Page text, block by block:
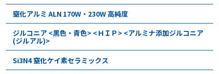
窒化アルミ ALN 170W・230W 高純度
ジルコニア <黒色・青色> <ＨＩＰ> <アルミナ添加ジルコニア
(ジルアル)>
Si3N4 窒化ケイ素セラミックス